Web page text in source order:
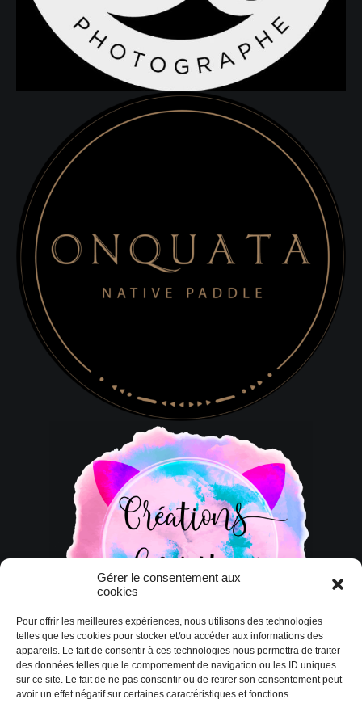
Gérer le consentement aux
cookies
Pour offrir les meilleures expériences, nous utilisons des technologies
telles que les cookies pour stocker et/ou accéder aux informations des
appareils. Le fait de consentir à ces technologies nous permettra de traiter
des données telles que le comportement de navigation ou les ID uniques
sur ce site. Le fait de ne pas consentir ou de retirer son consentement peut
avoir un effet négatif sur certaines caractéristiques et fonctions.